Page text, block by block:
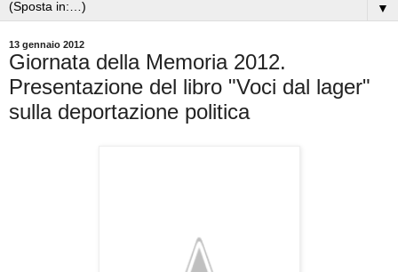
▼
13 gennaio 2012
Giornata della Memoria 2012.
Presentazione del libro "Voci dal lager"
sulla deportazione politica